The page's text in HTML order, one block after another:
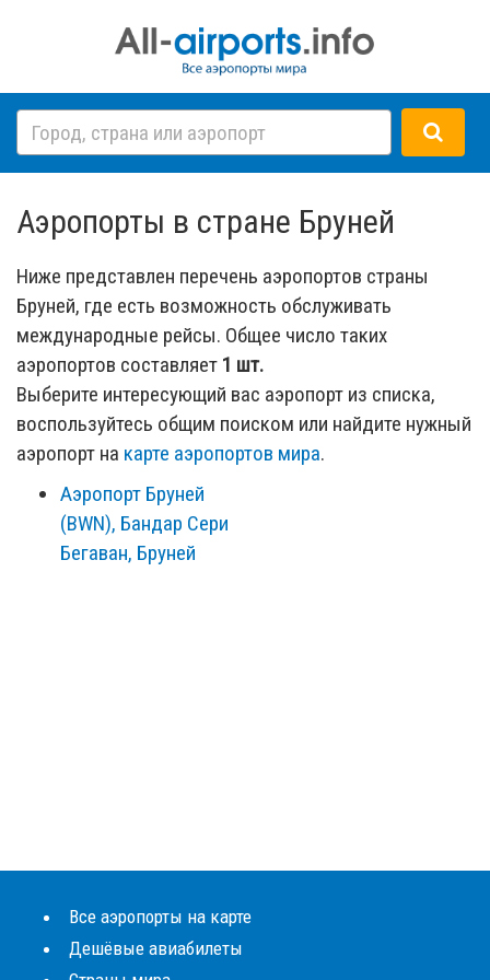
Аэропорты в стране Бруней
Ниже представлен перечень аэропортов страны
Бруней, где есть возможность обслуживать
международные рейсы. Общее число таких
аэропортов составляет 1 шт.
Выберите интересующий вас аэропорт из списка,
воспользуйтесь общим поиском или найдите нужный
аэропорт на карте аэропортов мира.
Аэропорт Бруней
(BWN), Бандар Сери
Бегаван, Бруней
Все аэропорты на карте
Дешёвые авиабилеты